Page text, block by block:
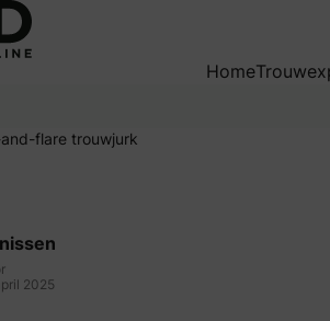
Home
flare trouwjurk
2025